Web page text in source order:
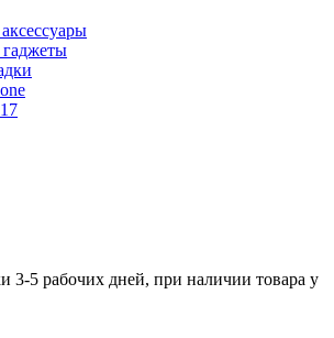
3-5 рабочих дней, при наличии товара у